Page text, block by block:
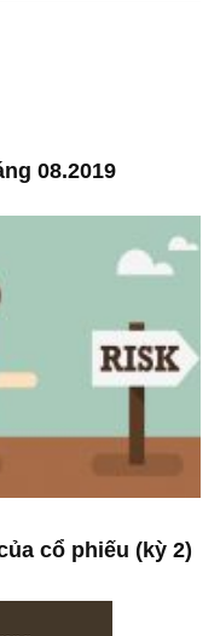
08.2019